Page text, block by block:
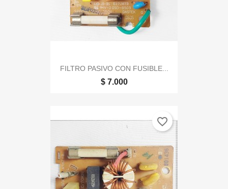
FILTRO PASIVO CON FUSIBLE...
$ 7.000
favorite_border